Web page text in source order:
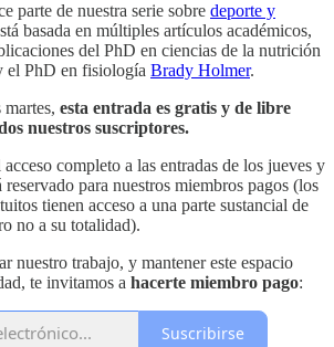
parte de nuestra serie sobre deporte y
basada en múltiples artículos académicos,
del PhD en ciencias de la nutrición
el PhD en fisiología Brady Holmer.
esta entrada es gratis y de libre
nuestros suscriptores.
completo a las entradas de los jueves y
reservado para nuestros miembros pagos (los
tienen acceso a una parte sustancial de
no a su totalidad).
nuestro trabajo, y mantener este espacio
te invitamos a hacerte miembro pago:
Suscribirse